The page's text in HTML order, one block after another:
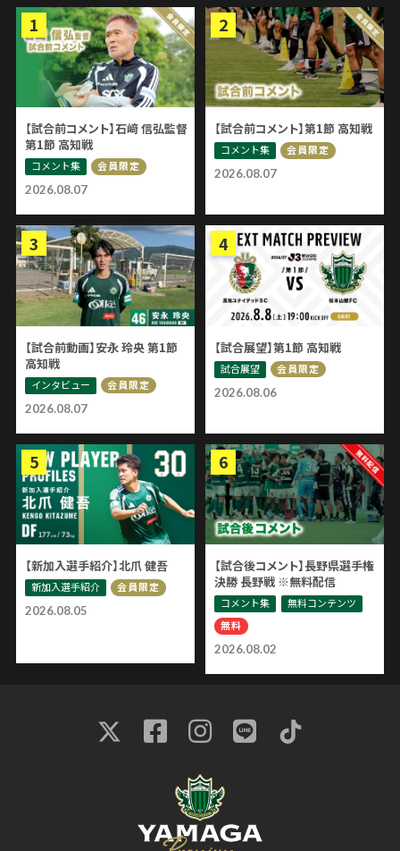
2026.08.07
【試合前コメント】石﨑 信弘監督
第1節 高知戦
コメント集 会員限定
2026.08.07
【試合前コメント】第1節 高知戦
コメント集 会員限定
2026.08.07
【試合前動画】安永 玲央 第1節
高知戦
インタビュー 会員限定
2026.08.06
【試合展望】第1節 高知戦
試合展望 会員限定
2026.08.05
【新加入選手紹介】北爪 健吾
新加入選手紹介 会員限定
2026.08.02
【試合後コメント】長野県選手権
決勝 長野戦 ※無料配信
コメント集
無料コンテンツ
無料